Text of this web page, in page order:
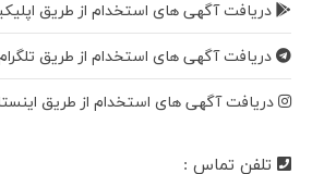
دریافت آگهی های استخدام از طریق
دریافت آگهی های استخدام از طریق
دریافت آگهی های استخدام از طریق
تلفن تماس :